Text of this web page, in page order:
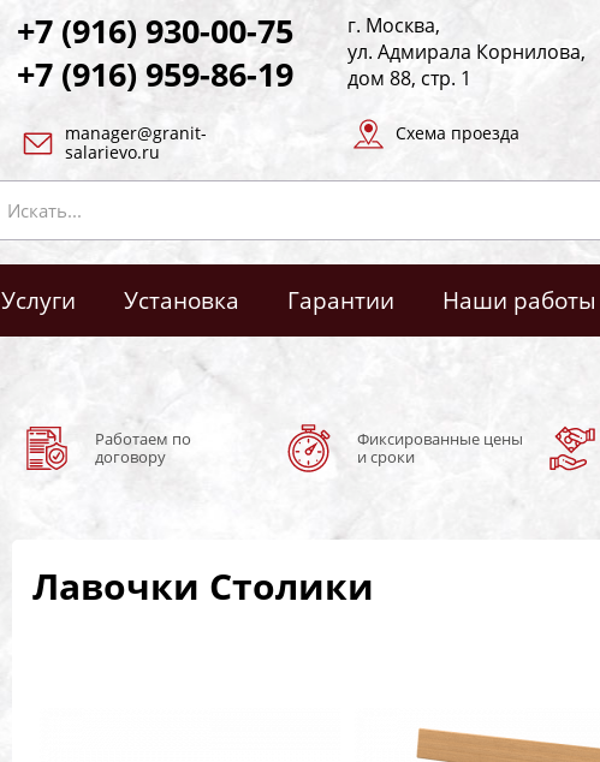
+7 (916) 930-00-75
+7 (916) 959-86-19
manager@granit-
salarievo.ru
г. Москва,
ул. Адмирала Корнилова,
дом 88, стр. 1
Схема проезда
Услуги Установка Гарантии Наши работы
Работаем по
договору
Фиксированные цены
и сроки
Лавочки Столики